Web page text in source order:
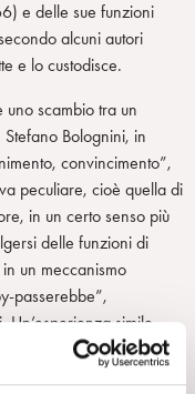
e delle sue funzioni
alcuni autori
e lo custodisce.
scambio tra un
Bolognini, in
convincimento”,
peculiare, cioè quella di
in un certo senso più
delle funzioni di
un meccanismo
passerebbe”,
simile
da un altro livello,
fusionale. E’ qui